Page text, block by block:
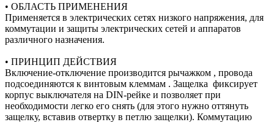
• ОБЛАСТЬ ПРИМЕНЕНИЯ
Применяется в электрических сетях низкого напряжения, для
коммутации и защиты электрических сетей и аппаратов
различного назначения.
• ПРИНЦИП ДЕЙСТВИЯ
Включение-отключение производится рычажком , провода
подсоединяются к винтовым клеммам . Защелка фиксирует
корпус выключателя на DIN-рейке и позволяет при
необходимости легко его снять (для этого нужно оттянуть
защелку, вставив отвертку в петлю защелки). Коммутацию